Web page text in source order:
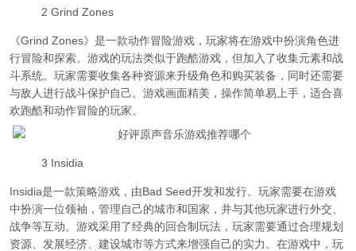
2 Grind Zones
《Grind Zones》是一款动作冒险游戏，玩家将在游戏中扮演角色进
行冒险和探索。游戏的玩法类似于跑酷游戏，但加入了收集元素和战
斗系统。玩家需要收集各种资源来升级角色和购买装备，同时还需要
与敌人进行战斗保护自己。游戏画面精美，操作简单易上手，适合喜
欢跑酷和动作冒险的玩家。
3 Insidia
Insidia是一款策略游戏，由Bad Seed开发和发行。玩家需要在游戏
中扮演一位领袖，管理自己的城市和国家，并与其他玩家进行外交、
战争等互动。游戏采用了经典的回合制玩法，玩家需要通过合理规划
资源、发展经济、建设城市等方式来增强自己的实力。在游戏中，玩